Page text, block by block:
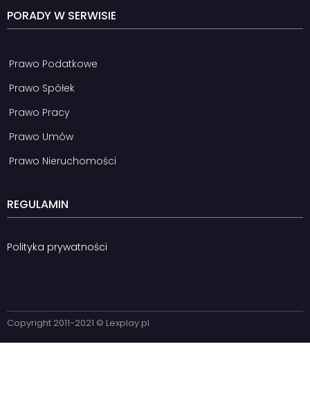
PORADY W SERWISIE
Prawo Podatkowe
Prawo Spółek
Prawo Pracy
Prawo Umów
Prawo Nieruchomości
REGULAMIN
Polityka prywatności
Copyright 2011-2021 © Lexplay.pl​